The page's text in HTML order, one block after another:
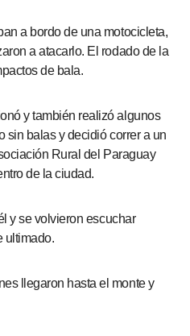
a bordo de una motocicleta,
a atacarlo. El rodado de la
de bala.
y también realizó algunos
sin balas y decidió correr a un
Rural del Paraguay
de la ciudad.
y se volvieron escuchar
ultimado.
llegaron hasta el monte y